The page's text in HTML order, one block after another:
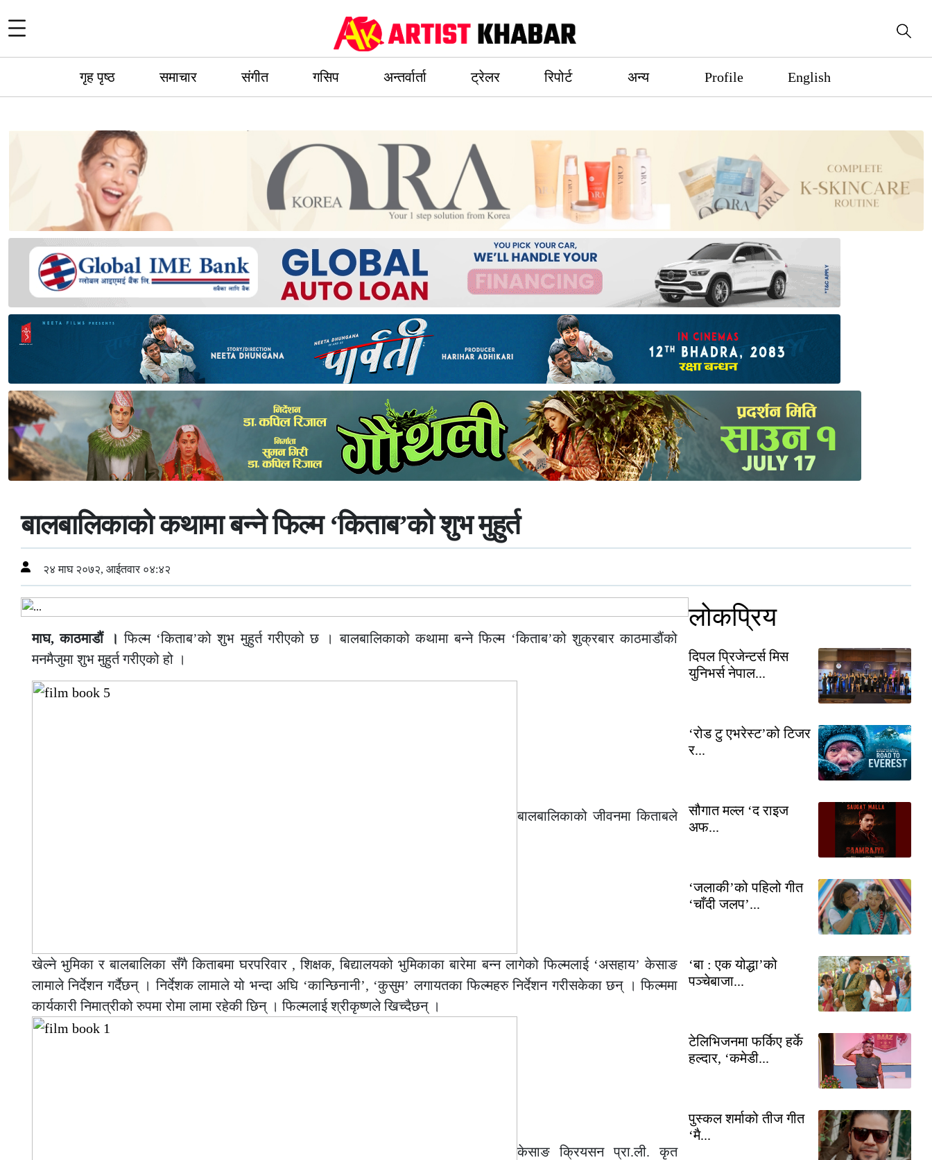
गृह पृष्ठ समाचार संगीत गसिप अन्तर्वार्ता ट्रेलर रिपोर्ट अन्य Profile English
बालबालिकाको कथामा बन्ने फिल्म ‘किताब’को शुभ मुहुर्त
२४ माघ २०७२, आईतवार ०४:४२
माघ, काठमाडौं । फिल्म ‘किताब’को शुभ मुहुर्त गरीएको छ । बालबालिकाको कथामा बन्ने फिल्म ‘किताब’को शुक्रबार काठमाडौंको
मनमैजुमा शुभ मुहुर्त गरीएको हो ।
बालबालिकाको जीवनमा किताबले
खेल्ने भुमिका र बालबालिका सँगै किताबमा घरपरिवार , शिक्षक, बिद्यालयको भुमिकाका बारेमा बन्न लागेको फिल्मलाई ‘असहाय’ केसाङ
लामाले निर्देशन गर्दैछन् । निर्देशक लामाले यो भन्दा अघि ‘कान्छिनानी’, ‘कुसुम’ लगायतका फिल्महरु निर्देशन गरीसकेका छन् । फिल्ममा
कार्यकारी निमात्रीको रुपमा रोमा लामा रहेकी छिन् । फिल्मलाई श्रीकृष्णले खिच्दैछन् ।
केसाङ क्रियसन प्रा.ली. कृत
लोकप्रिय
दिपल प्रिजेन्टर्स मिस
युनिभर्स नेपाल...
‘रोड टु एभरेस्ट’को टिजर
र...
सौगात मल्ल ‘द राइज
अफ...
‘जलाकी’को पहिलो गीत
‘चाँदी जलप’...
‘बा : एक योद्धा’को
पञ्चेबाजा...
टेलिभिजनमा फर्किए हर्के
हल्दार, ‘कमेडी...
पुस्कल शर्माको तीज गीत
‘मै...